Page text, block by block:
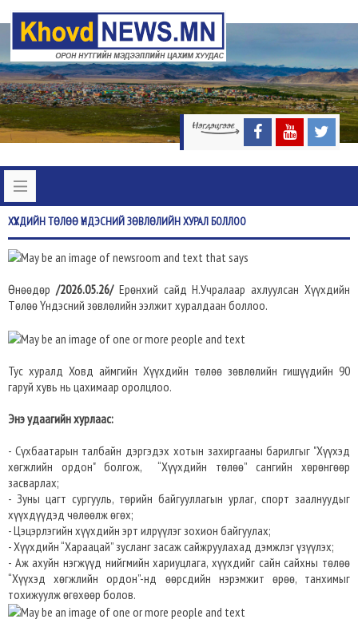
ХҮҮХДИЙНТӨЛӨӨ ҮНДЭСНИЙ ЗӨВЛӨЛИЙН ХУРАЛ БОЛЛОО
Өнөөдөр /2026.05.26/Ерөнхий сайд Н.Учралаар ахлуулсан Хүүхдийн
Төлөө Үндэсний зөвлөлийн ээлжит хуралдаан боллоо.
Тус хуралд Ховд аймгийн Хүүхдийн төлөө зөвлөлийн гишүүдийн 90
гаруй хувь нь цахимаар оролцлоо.
Энэ удаагийн хурлаас:
- Сүхбаатарын талбайн дэргэдэх хотын захиргааны барилгыг "Хүүхэд
хөгжлийн ордон" болгож, “Хүүхдийн төлөө” сангийн хөрөнгөөр
засварлах;
- Зуны цагт сургууль, төрийн байгууллагын урлаг, спорт заалнуудыг
хүүхдүүдэд чөлөөлж өгөх;
- Цэцэрлэгийн хүүхдийн эрт илрүүлэг зохион байгуулах;
- Хүүхдийн “Хараацай” зусланг засаж сайжруулахад дэмжлэг үзүүлэх;
- Аж ахуйн нэгжүүд нийгмийн хариуцлага, хүүхдийг сайн сайхны төлөө
“Хүүхэд хөгжлийн ордон”-нд өөрсдийн нэрэмжит өрөө, танхимыг
тохижуулж өгөхөөр болов.